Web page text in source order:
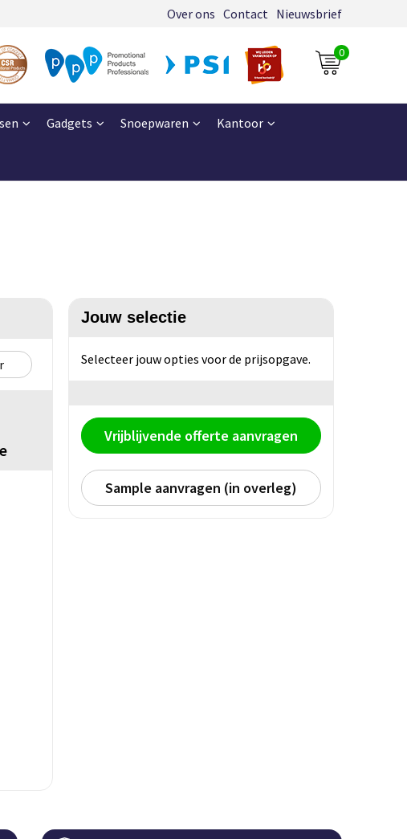
Over ons Contact Nieuwsbrief
0
Gadgets Snoepwaren Kantoor
Jouw selectie
Selecteer jouw opties voor de prijsopgave.
Vrijblijvende offerte aanvragen
Sample aanvragen (in overleg)